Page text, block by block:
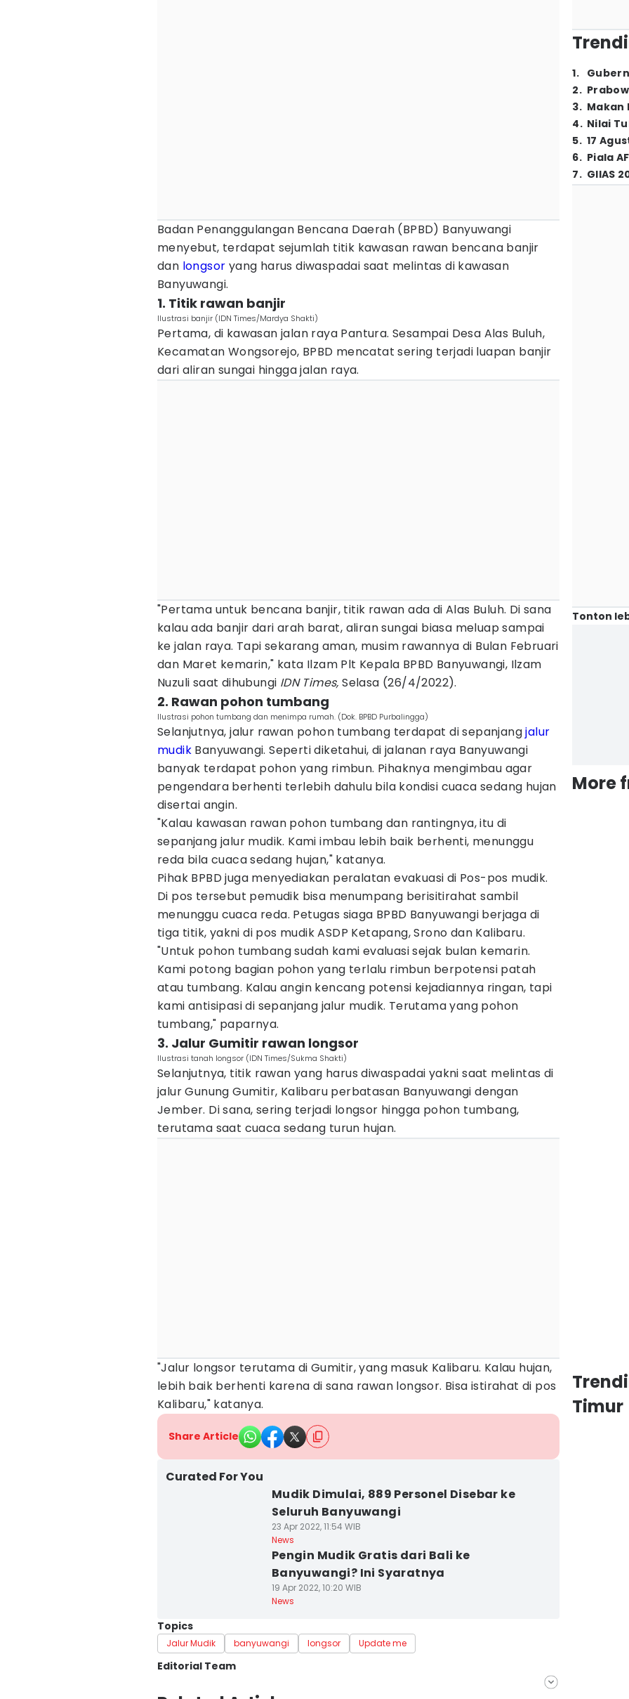
Badan Penanggulangan Bencana Daerah (BPBD) Banyuwangi
menyebut, terdapat sejumlah titik kawasan rawan bencana banjir
dan longsor yang harus diwaspadai saat melintas di kawasan
Banyuwangi.
1. Titik rawan banjir
Ilustrasi banjir (IDN Times/Mardya Shakti)
Pertama, di kawasan jalan raya Pantura. Sesampai Desa Alas Buluh,
Kecamatan Wongsorejo, BPBD mencatat sering terjadi luapan banjir
dari aliran sungai hingga jalan raya.
"Pertama untuk bencana banjir, titik rawan ada di Alas Buluh. Di sana
kalau ada banjir dari arah barat, aliran sungai biasa meluap sampai
ke jalan raya. Tapi sekarang aman, musim rawannya di Bulan Februari
dan Maret kemarin," kata Ilzam Plt Kepala BPBD Banyuwangi, Ilzam
Nuzuli saat dihubungi IDN Times, Selasa (26/4/2022).
2. Rawan pohon tumbang
Ilustrasi pohon tumbang dan menimpa rumah. (Dok. BPBD Purbalingga)
Selanjutnya, jalur rawan pohon tumbang terdapat di sepanjangjalur
mudik Banyuwangi. Seperti diketahui, di jalanan raya Banyuwangi
banyak terdapat pohon yang rimbun. Pihaknya mengimbau agar
pengendara berhenti terlebih dahulu bila kondisi cuaca sedang hujan
disertai angin.
"Kalau kawasan rawan pohon tumbang dan rantingnya, itu di
sepanjang jalur mudik. Kami imbau lebih baik berhenti, menunggu
reda bila cuaca sedang hujan," katanya.
Pihak BPBD juga menyediakan peralatan evakuasi di Pos-pos mudik.
Di pos tersebut pemudik bisa menumpang berisitirahat sambil
menunggu cuaca reda. Petugas siaga BPBD Banyuwangi berjaga di
tiga titik, yakni di pos mudik ASDP Ketapang, Srono dan Kalibaru.
"Untuk pohon tumbang sudah kami evaluasi sejak bulan kemarin.
Kami potong bagian pohon yang terlalu rimbun berpotensi patah
atau tumbang. Kalau angin kencang potensi kejadiannya ringan, tapi
kami antisipasi di sepanjang jalur mudik. Terutama yang pohon
tumbang," paparnya.
3. Jalur Gumitir rawan longsor
Ilustrasi tanah longsor (IDN Times/Sukma Shakti)
Selanjutnya, titik rawan yang harus diwaspadai yakni saat melintas di
jalur Gunung Gumitir, Kalibaru perbatasan Banyuwangi dengan
Jember. Di sana, sering terjadi longsor hingga pohon tumbang,
terutama saat cuaca sedang turun hujan.
"Jalur longsor terutama di Gumitir, yang masuk Kalibaru. Kalau hujan,
lebih baik berhenti karena di sana rawan longsor. Bisa istirahat di pos
Kalibaru," katanya.
Share Article
Curated For You
Mudik Dimulai, 889 Personel Disebar ke
Seluruh Banyuwangi
23 Apr 2022, 11:54 WIB
News
Pengin Mudik Gratis dari Bali ke
Banyuwangi? Ini Syaratnya
19 Apr 2022, 10:20 WIB
News
Topics
Jalur Mudik banyuwangi longsor Update me
Editorial Team
1.
2.
3. Makan
4. Nilai
5. 17
6. Piala
7. GIIAS
Tonton
More
Timur